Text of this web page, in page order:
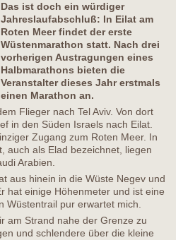
Das ist doch ein würdiger
Jahreslaufabschluß: In Eilat am
Roten Meer findet der erste
Wüstenmarathon statt. Nach drei
vorherigen Austragungen eines
Halbmarathons bieten die
Veranstalter dieses Jahr erstmals
einen Marathon an.
Flieger nach Tel Aviv. Von dort
in den Süden Israels nach Eilat.
Zugang zum Roten Meer. In
auch als Elad bezeichnet, liegen
Arabien.
aus hinein in die Wüste Negev und
hat einige Höhenmeter und ist eine
Wüstentrail pur erwartet mich.
am Strand nahe der Grenze zu
und schlendere über die kleine